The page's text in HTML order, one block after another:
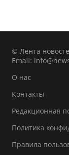
© Лента
Email:
О нас
Контакты
Редакционная
Политика
Правила